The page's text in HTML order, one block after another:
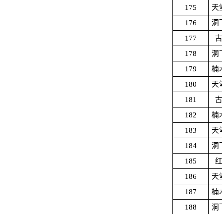
175
天
176
洞
177
178
洞
179
楠
180
天
181
182
楠
183
天
184
洞
185
186
天
187
楠
188
洞